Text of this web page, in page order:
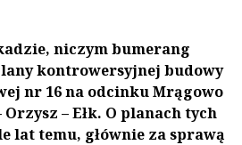
niczym bumerang
kontrowersyjnej budowy
nr 16 na odcinku Mrągowo
Orzysz – Ełk. O planach tych
lat temu, głównie za sprawą